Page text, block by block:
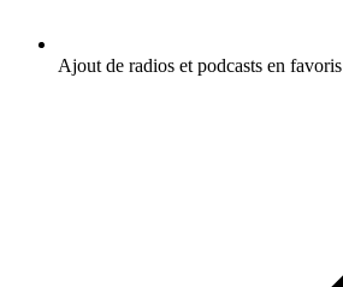
Ajout de radios et podcasts en favoris